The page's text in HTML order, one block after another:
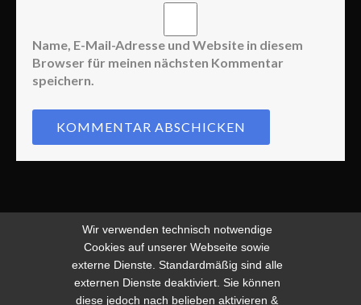
Name, E-Mail-Adresse und Website in diesem
Browser für meinen nächsten Kommentar
speichern.
Wir verwenden technisch notwendige
Cookies auf unserer Webseite sowie
externe Dienste. Standardmäßig sind alle
externen Dienste deaktiviert. Sie können
diese jedoch nach belieben aktivieren &